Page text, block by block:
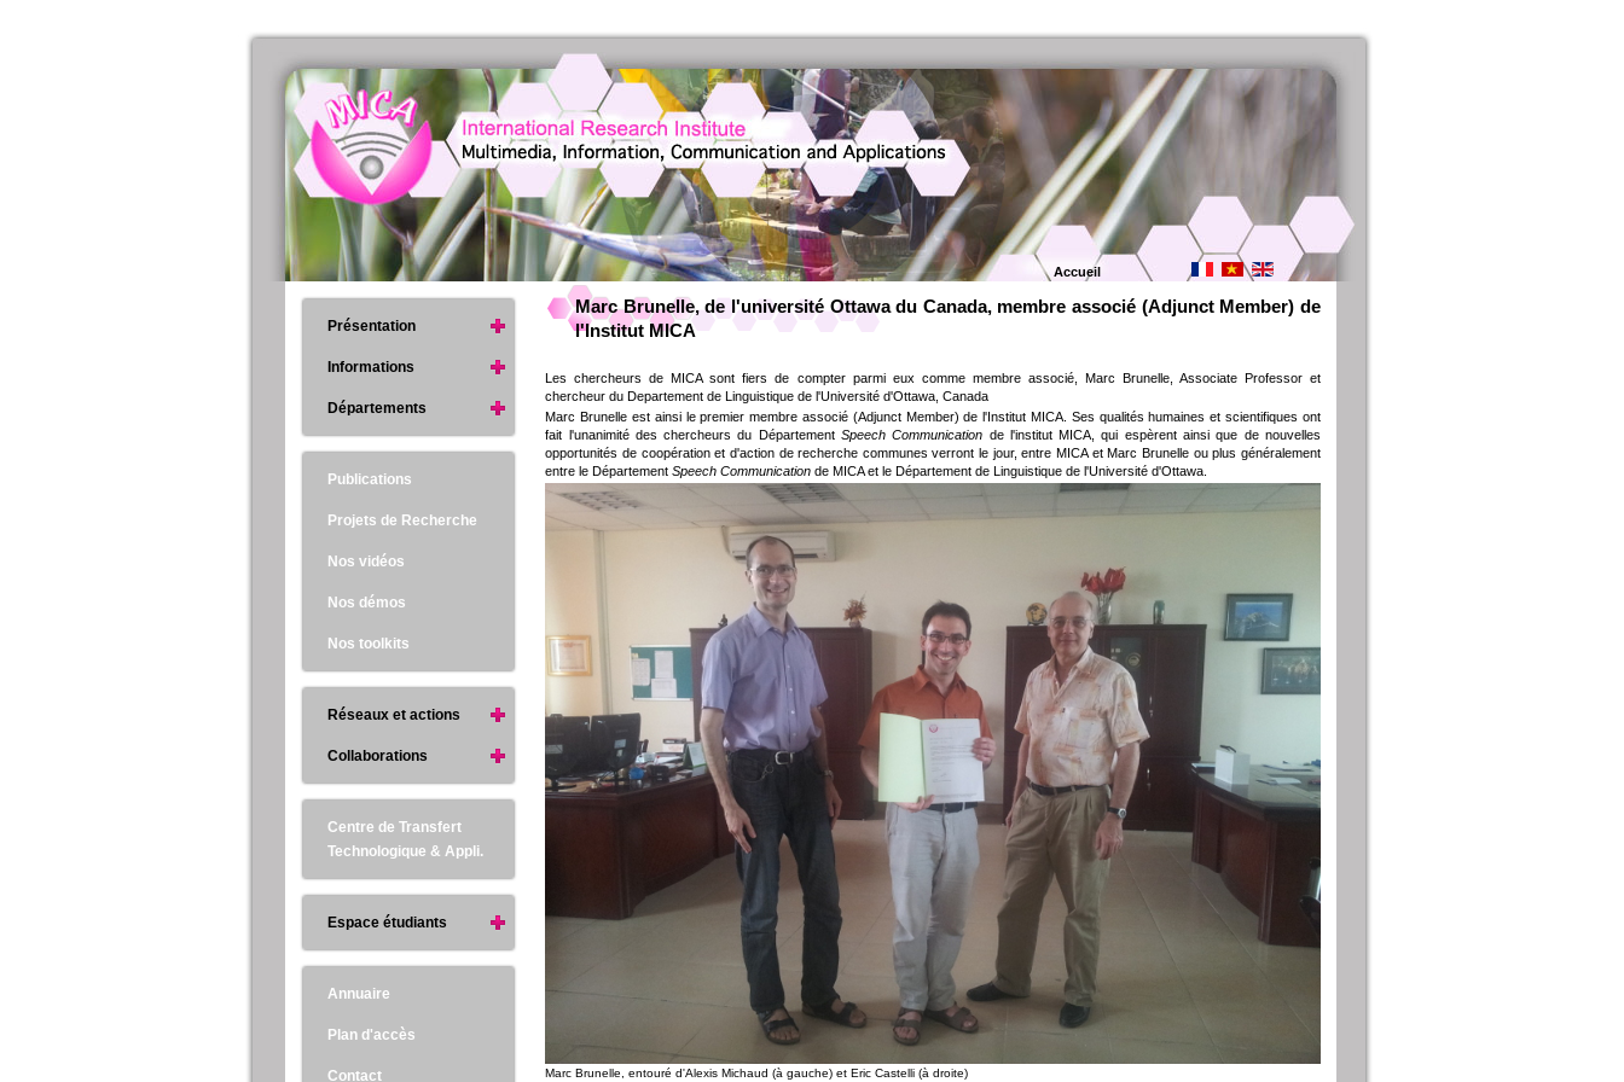
Accueil
Marc Brunelle, de l'université Ottawa du Canada, membre associé (Adjunct Member) de
l'Institut MICA
Les chercheurs de MICA sont fiers de compter parmi eux comme membre associé, Marc Brunelle, Associate Professor et
chercheur du Departement de Linguistique de l'Université d'Ottawa, Canada
Marc Brunelle est ainsi le premier membre associé (Adjunct Member) de l'Institut MICA. Ses qualités humaines et scientifiques ont
fait l'unanimité des chercheurs du Département Speech Communication de l'institut MICA, qui espèrent ainsi que de nouvelles
opportunités de coopération et d'action de recherche communes verront le jour, entre MICA et Marc Brunelle ou plus généralement
entre le DépartementSpeech Communication de MICA et le Département de Linguistique de l'Université d'Ottawa.
Marc Brunelle, entouré d'Alexis Michaud (à gauche) et Eric Castelli (à droite)
Présentation
Informations
Départements
Publications
Projets de Recherche
Nos vidéos
Nos démos
Nos toolkits
Réseaux et actions
Collaborations
Centre de Transfert
Technologique & Appli.
Espace étudiants
Annuaire
Plan d'accès
Contact